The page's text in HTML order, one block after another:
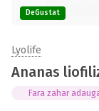
DeGustat
Lyolife
Ananas
Fara zahar